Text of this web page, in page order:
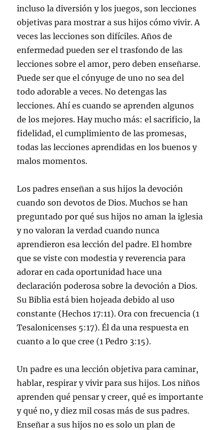
incluso la diversión y los juegos, son lecciones
objetivas para mostrar a sus hijos cómo vivir. A
veces las lecciones son difíciles. Años de
enfermedad pueden ser el trasfondo de las
lecciones sobre el amor, pero deben enseñarse.
Puede ser que el cónyuge de uno no sea del
todo adorable a veces. No detengas las
lecciones. Ahí es cuando se aprenden algunos
de los mejores. Hay mucho más: el sacrificio, la
fidelidad, el cumplimiento de las promesas,
todas las lecciones aprendidas en los buenos y
malos momentos.
Los padres enseñan a sus hijos la devoción
cuando son devotos de Dios. Muchos se han
preguntado por qué sus hijos no aman la iglesia
y no valoran la verdad cuando nunca
aprendieron esa lección del padre. El hombre
que se viste con modestia y reverencia para
adorar en cada oportunidad hace una
declaración poderosa sobre la devoción a Dios.
Su Biblia está bien hojeada debido al uso
constante (Hechos 17:11). Ora con frecuencia (1
Tesalonicenses 5:17). Él da una respuesta en
cuanto a lo que cree (1 Pedro 3:15).
Un padre es una lección objetiva para caminar,
hablar, respirar y vivir para sus hijos. Los niños
aprenden qué pensar y creer, qué es importante
y qué no, y diez mil cosas más de sus padres.
Enseñar a sus hijos no es solo un plan de